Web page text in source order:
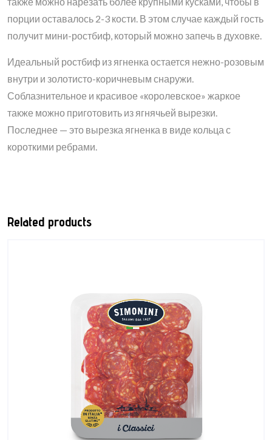
порции оставалось 2-3 кости. В этом случае каждый гость
получит мини-ростбиф, который можно запечь в духовке.
Идеальный ростбиф из ягненка остается нежно-розовым
внутри и золотисто-коричневым снаружи.
Соблазнительное и красивое «королевское» жаркое
также можно приготовить из ягнячьей вырезки.
Последнее — это вырезка ягненка в виде кольца с
короткими ребрами.
Related products